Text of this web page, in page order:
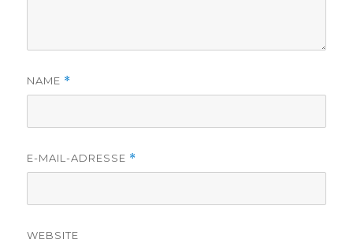
NAME *
E-MAIL-ADRESSE *
WEBSITE